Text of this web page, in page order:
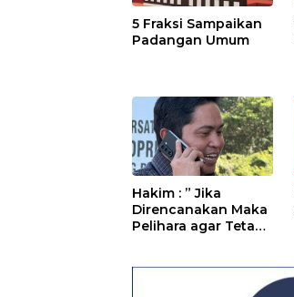
5 Fraksi Sampaikan
Padangan Umum
Hakim : ” Jika
Direncanakan Maka
Pelihara agar Tetap